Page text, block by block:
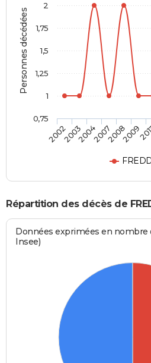
Personnes décédées
200220032004200720082009
0,75
1
1,25
1,5
1,75
2
Répartition des décès de
Données exprimées en nombre
Insee)